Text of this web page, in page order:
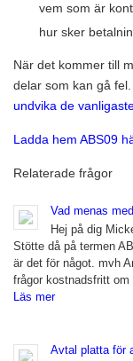
vem som är
hur sker
När det kommer till
delar som kan gå
undvika de
Ladda hem ABS09
Relaterade frågor
Vad menas
Hej på dig
Stötte då på termen
är det för något. mvh
frågor kostnadsfritt om
Läs mer
Avtal platta för